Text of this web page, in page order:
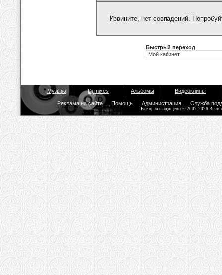
Извините, нет совпадений.
Быстрый переход
Музыка Dj mixes Альбомы Видеоклипы
Реклама на сайте Помощь Администрация Служба
Все права защищены © 2007-2026